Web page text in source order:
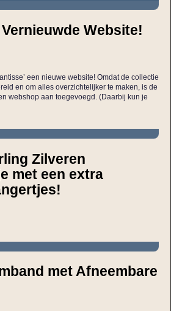
Website!
een nieuwe website! Omdat de collectie
en om alles overzichtelijker te maken, is de
webshop aan toegevoegd. (Daarbij kun je
Zilveren
met een extra
met Afneembare